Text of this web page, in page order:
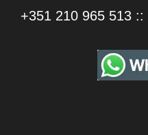
+351 210 965 513 ::